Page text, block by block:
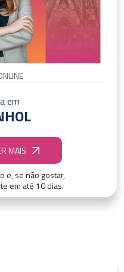
em
MAIS
e, se não gostar,
em até 10 dias.